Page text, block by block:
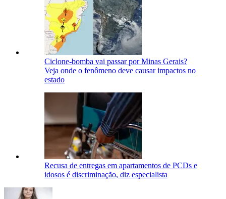
Ciclone-bomba vai passar por Minas Gerais?
Veja onde o fenômeno deve causar impactos no
estado
Recusa de entregas em apartamentos de PCDs e
idosos é discriminação, diz especialista